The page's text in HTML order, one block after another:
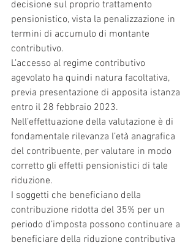
decisione sul proprio trattamento
pensionistico, vista la penalizzazione in
termini di accumulo di montante
contributivo.
L’accesso al regime contributivo
agevolato ha quindi natura facoltativa,
previa presentazione di apposita istanza
entro il 28 febbraio 2023.
Nell’effettuazione della valutazione è di
fondamentale rilevanza l’età anagrafica
del contribuente, per valutare in modo
corretto gli effetti pensionistici di tale
riduzione.
I soggetti che beneficiano della
contribuzione ridotta del 35% per un
periodo d’imposta possono continuare a
beneficiare della riduzione contributiva